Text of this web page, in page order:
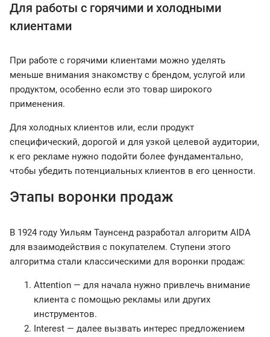
Для работы с горячими и холодными
клиентами
При работе с горячими клиентами можно уделять
меньше внимания знакомству с брендом, услугой или
продуктом, особенно если это товар широкого
применения.
Для холодных клиентов или, если продукт
специфический, дорогой и для узкой целевой аудитории,
к его рекламе нужно подойти более фундаментально,
чтобы убедить потенциальных клиентов в его ценности.
Этапы воронки продаж
В 1924 году Уильям Таунсенд разработал алгоритм AIDA
для взаимодействия с покупателем. Ступени этого
алгоритма стали классическими для воронки продаж:
Attention — для начала нужно привлечь внимание
клиента с помощью рекламы или других
инструментов.
Interest — далее вызвать интерес предложением